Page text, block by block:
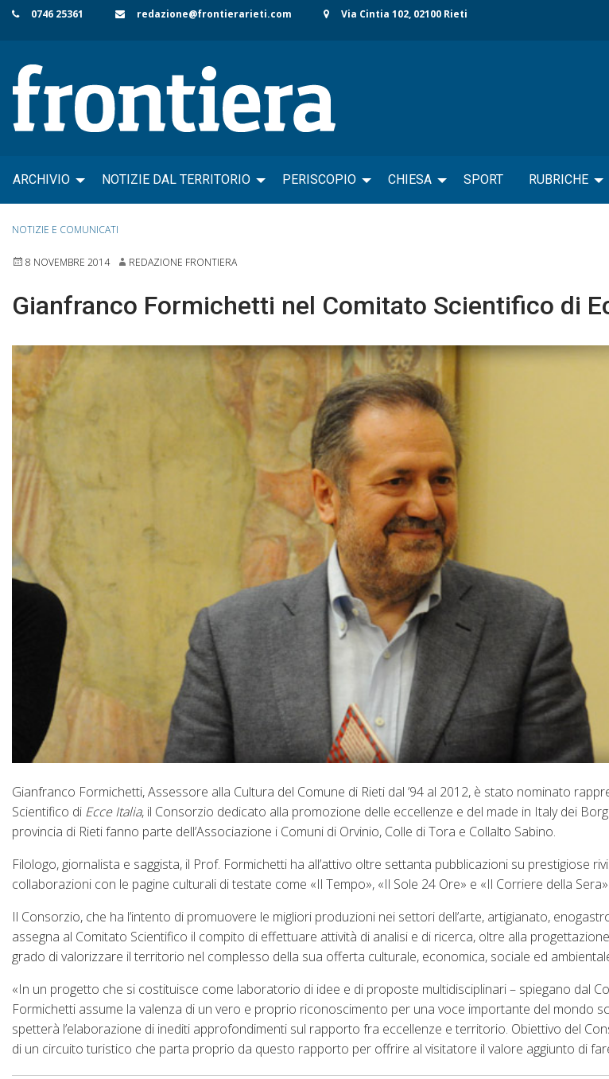
Skip
content
0746 25361 redazione@frontierarieti.com Via Cintia 102, 02100 Rieti
ARCHIVIO NOTIZIE DAL TERRITORIO PERISCOPIO CHIESA SPORT RUBRICHE
NOTIZIE E COMUNICATI
8 NOVEMBRE 2014 REDAZIONE FRONTIERA
Gianfranco Formichetti nel Comitato Scientifico di
Gianfranco Formichetti, Assessore alla Cultura del Comune di Rieti dal ’94 al 2012, è stato nominato
Scientifico di Ecce Italia, il Consorzio dedicato alla promozione delle eccellenze e del made in Italy dei
provincia di Rieti fanno parte dell’Associazione i Comuni di Orvinio, Colle di Tora e Collalto Sabino.
Filologo, giornalista e saggista, il Prof. Formichetti ha all’attivo oltre settanta pubblicazioni su prestigiose
collaborazioni con le pagine culturali di testate come «Il Tempo», «Il Sole 24 Ore» e «Il Corriere della Sera».
Il Consorzio, che ha l’intento di promuovere le migliori produzioni nei settori dell’arte, artigianato,
assegna al Comitato Scientifico il compito di effettuare attività di analisi e di ricerca, oltre alla
grado di valorizzare il territorio nel complesso della sua offerta culturale, economica, sociale ed
«In un progetto che si costituisce come laboratorio di idee e di proposte multidisciplinari – spiegano dal
Formichetti assume la valenza di un vero e proprio riconoscimento per una voce importante del mondo
spetterà l’elaborazione di inediti approfondimenti sul rapporto fra eccellenze e territorio. Obiettivo del
di un circuito turistico che parta proprio da questo rapporto per offrire al visitatore il valore aggiunto di